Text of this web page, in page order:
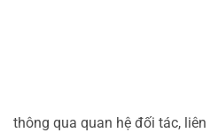
thông qua quan hệ đối tác,